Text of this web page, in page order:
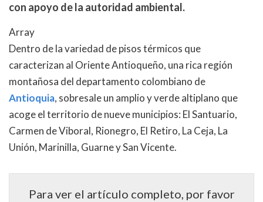
con apoyo de la autoridad ambiental.
Array
Dentro de la variedad de pisos térmicos que
caracterizan al Oriente Antioqueño, una rica región
montañosa del departamento colombiano de
Antioquia, sobresale un amplio y verde altiplano que
acoge el territorio de nueve municipios: El Santuario,
Carmen de Viboral, Rionegro, El Retiro, La Ceja, La
Unión, Marinilla, Guarne y San Vicente.
Para ver el artículo completo, por favor